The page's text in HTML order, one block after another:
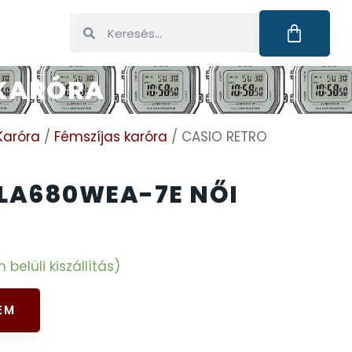
/ Fémszíjas karóra / CASIO RETRO
7E NŐI
belüli kiszállítás)